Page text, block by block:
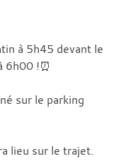
à 5h45 devant le
6h00 !⏰
sur le parking
lieu sur le trajet.